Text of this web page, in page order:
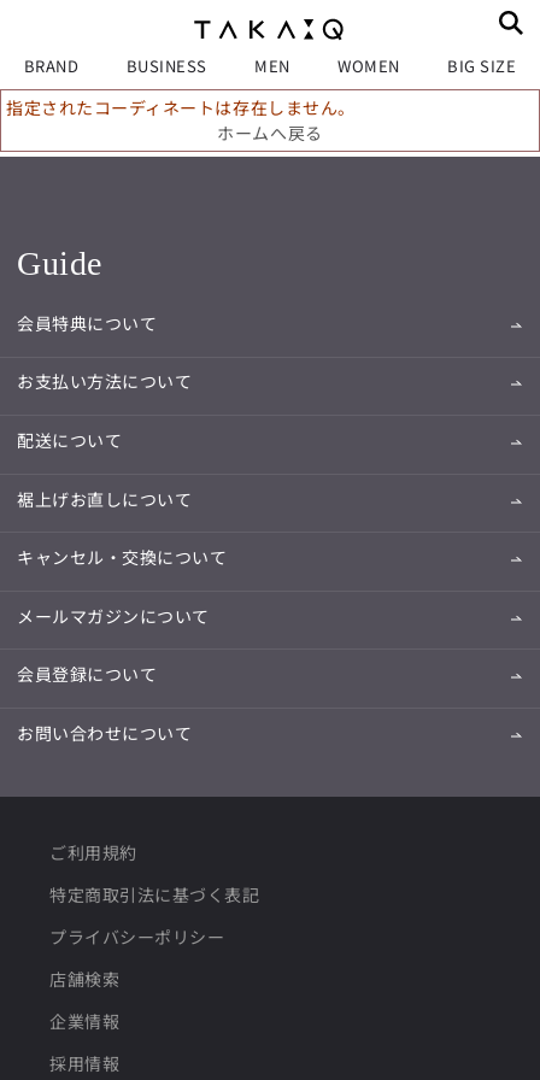
BRAND BUSINESS MEN WOMEN BIG SIZE
指定されたコーディネートは存在しません。
ホームへ戻る
Guide
会員特典について
お支払い方法について
配送について
裾上げお直しについて
キャンセル・交換について
メールマガジンについて
会員登録について
お問い合わせについて
ご利用規約
特定商取引法に基づく表記
プライバシーポリシー
店舗検索
企業情報
採用情報